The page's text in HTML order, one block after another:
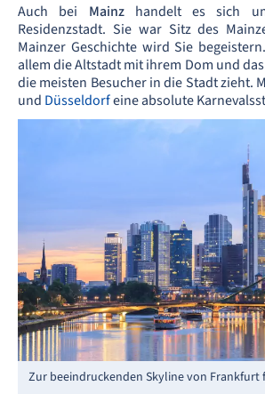
Auch bei Mainzhandelt es sich
Residenzstadt. Sie war Sitz des
Mainzer Geschichte wird Sie
allem die Altstadt mit ihrem Dom und
die meisten Besucher in die Stadt zieht.
und Düsseldorfeine absolute
Zur beeindruckenden Skyline von Frankfurt